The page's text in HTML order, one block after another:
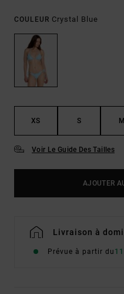
COULEUR Crystal Blue
XS S M
Voir Le Guide Des Tailles
AJOUTER
Livraison à
Prévue à partir du